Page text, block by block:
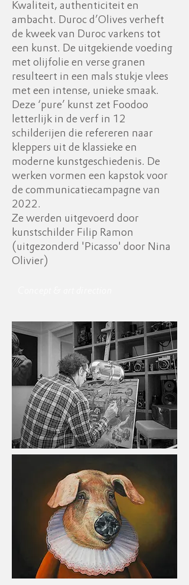
Kwaliteit, authenticiteit en
ambacht. Duroc d’Olives verheft
de kweek van Duroc varkens tot
een kunst. De uitgekiende voeding
met olijfolie en verse granen
resulteert in een mals stukje vlees
met een intense, unieke smaak.
Deze ‘pure’ kunst zet Foodoo
letterlijk in de verf in 12
schilderijen die refereren naar
kleppers uit de klassieke en
moderne kunstgeschiedenis. De
werken vormen een kapstok voor
de communicatiecampagne van
2022.
Ze werden uitgevoerd door
kunstschilder Filip Ramon
( uitgezonderd 'Picasso' door Nina
Olivier)